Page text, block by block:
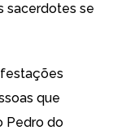
sacerdotes se
que
Pedro do